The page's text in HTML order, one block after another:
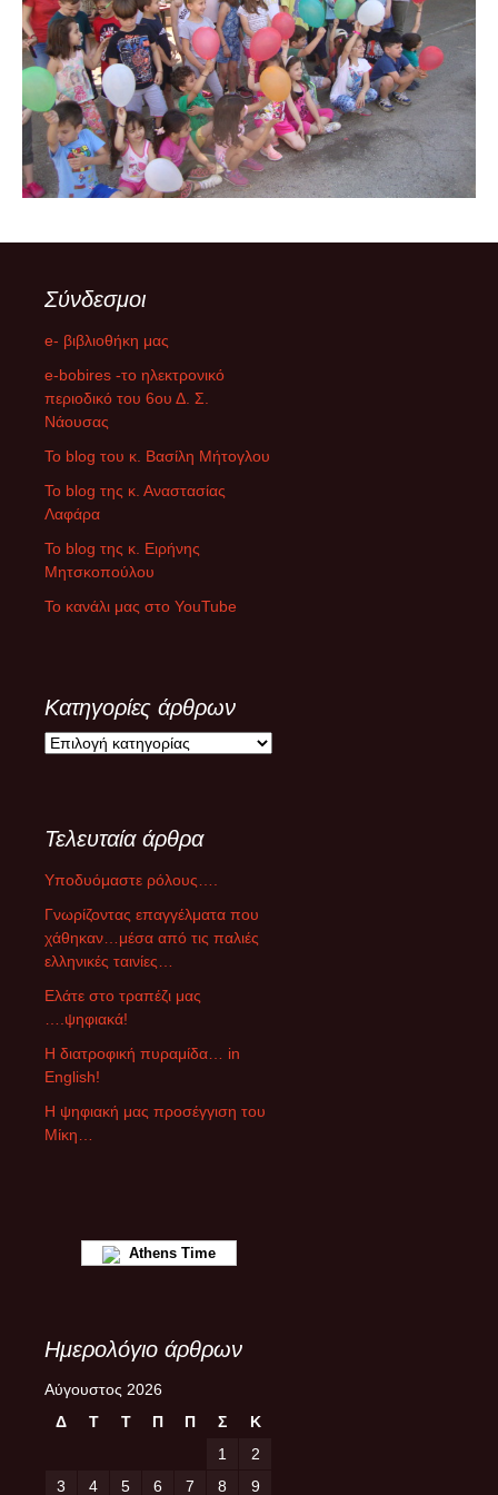
Σύνδεσμοι
e- βιβλιοθήκη μας
e-bobires -το ηλεκτρονικό
περιοδικό του 6ου Δ. Σ.
Νάουσας
To blog του κ. Βασίλη Μήτογλου
Το blog της κ. Αναστασίας
Λαφάρα
Το blog της κ. Ειρήνης
Μητσκοπούλου
Το κανάλι μας στο YouTube
Κατηγορίες άρθρων
Κ
γ
ρ
ί
ρ
θ
ρ
ω
Τελευταία άρθρα
Υποδυόμαστε ρόλους….
Γνωρίζοντας επαγγέλματα που
χάθηκαν…μέσα από τις παλιές
ελληνικές ταινίες…
Ελάτε στο τραπέζι μας
….ψηφιακά!
Η διατροφική πυραμίδα… in
English!
Η ψηφιακή μας προσέγγιση του
Μίκη…
Athens Time
Ημερολόγιο άρθρων
Αύγουστος 2026
Δ
Τ Τ Π Π Σ
Κ
1
2
3
4 5 6 7 8 9